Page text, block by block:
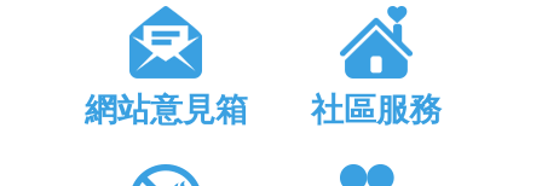
網站意見箱 社區服務